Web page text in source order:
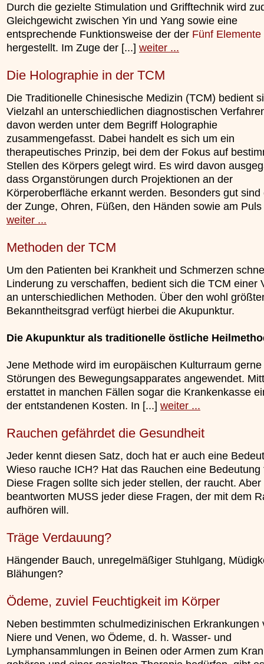
Durch die gezielte Stimulation und Grifftechnik wird
Gleichgewicht zwischen Yin und Yang sowie eine
entsprechende Funktionsweise der der Fünf Elemente
hergestellt. Im Zuge der [...] weiter ...
Die Holographie in der TCM
Die Traditionelle Chinesische Medizin (TCM) bedient
Vielzahl an unterschiedlichen diagnostischen
davon werden unter dem Begriff Holographie
zusammengefasst. Dabei handelt es sich um ein
therapeutisches Prinzip, bei dem der Fokus auf
Stellen des Körpers gelegt wird. Es wird davon
dass Organstörungen durch Projektionen an der
Körperoberfläche erkannt werden. Besonders gut sind
der Zunge, Ohren, Füßen, den Händen sowie am Puls
weiter ...
Methoden der TCM
Um den Patienten bei Krankheit und Schmerzen
Linderung zu verschaffen, bedient sich die TCM einer
an unterschiedlichen Methoden. Über den wohl
Bekanntheitsgrad verfügt hierbei die Akupunktur.
Die Akupunktur als traditionelle östliche
Jene Methode wird im europäischen Kulturraum gerne
Störungen des Bewegungsapparates angewendet.
erstattet in manchen Fällen sogar die Krankenkasse
der entstandenen Kosten. In [...] weiter ...
Rauchen gefährdet die Gesundheit
Jeder kennt diesen Satz, doch hat er auch eine
Wieso rauche ICH? Hat das Rauchen eine Bedeutung
Diese Fragen sollte sich jeder stellen, der raucht. Aber
beantworten MUSS jeder diese Fragen, der mit dem
aufhören will.
Träge Verdauung?
Hängender Bauch, unregelmäßiger Stuhlgang,
Blähungen?
Ödeme, zuviel Feuchtigkeit im Körper
Neben bestimmten schulmedizinischen Erkrankungen
Niere und Venen, wo Ödeme, d. h. Wasser- und
Lymphansammlungen in Beinen oder Armen zum